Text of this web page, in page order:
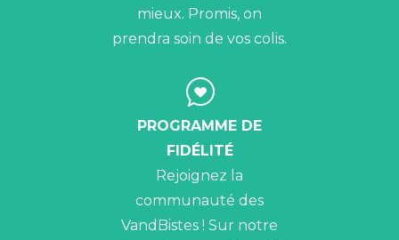
mieux. Promis, on
prendra soin de vos colis.
PROGRAMME DE
FIDÉLITÉ
Rejoignez la
communauté des
VandBistes ! Sur notre